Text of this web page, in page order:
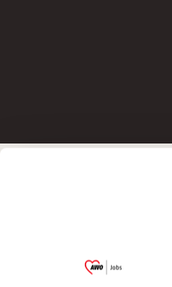
Garitz
(Ein
Bezirksverbandes